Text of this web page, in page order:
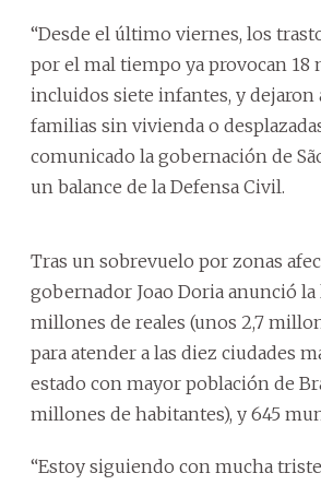
“Desde el último viernes, los
por el mal tiempo ya provocan 18
incluidos siete infantes, y dejaron
familias sin vivienda o
comunicado la gobernación de
un balance de la Defensa Civil.
Tras un sobrevuelo por zonas
gobernador Joao Doria anunció la
millones de reales (unos 2,7
para atender a las diez ciudades
estado con mayor población de
millones de habitantes), y 645
“Estoy siguiendo con mucha